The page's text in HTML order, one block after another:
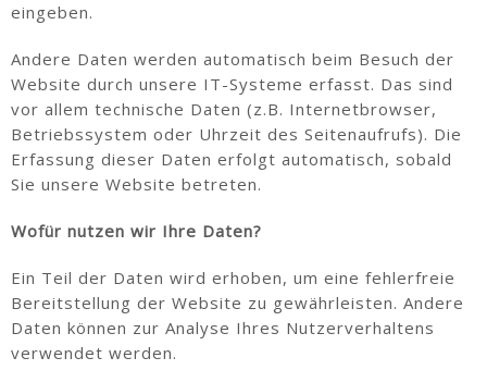
eingeben.
Andere Daten werden automatisch beim Besuch der
Website durch unsere IT-Systeme erfasst. Das sind
vor allem technische Daten (z.B. Internetbrowser,
Betriebssystem oder Uhrzeit des Seitenaufrufs). Die
Erfassung dieser Daten erfolgt automatisch, sobald
Sie unsere Website betreten.
Wofür nutzen wir Ihre Daten?
Ein Teil der Daten wird erhoben, um eine fehlerfreie
Bereitstellung der Website zu gewährleisten. Andere
Daten können zur Analyse Ihres Nutzerverhaltens
verwendet werden.